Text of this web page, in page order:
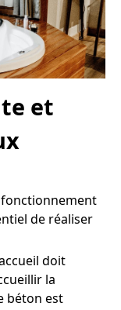
et
de réaliser
doit
la
béton est